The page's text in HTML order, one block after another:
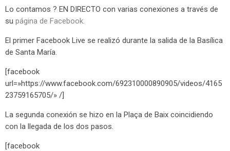
Lo contamos ? EN DIRECTO con varias conexiones a través de
su página de Facebook.
El primer Facebook Live se realizó durante la salida de la Basílica
de Santa María.
[facebook
url=»https://www.facebook.com/692310000890905/videos/4165
23759165705/» /]
La segunda conexión se hizo en la Plaça de Baix coincidiendo
con la llegada de los dos pasos.
[facebook